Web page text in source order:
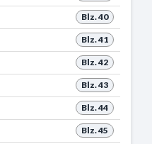
Blz. 40
Blz. 41
Blz. 42
Blz. 43
Blz. 44
Blz. 45